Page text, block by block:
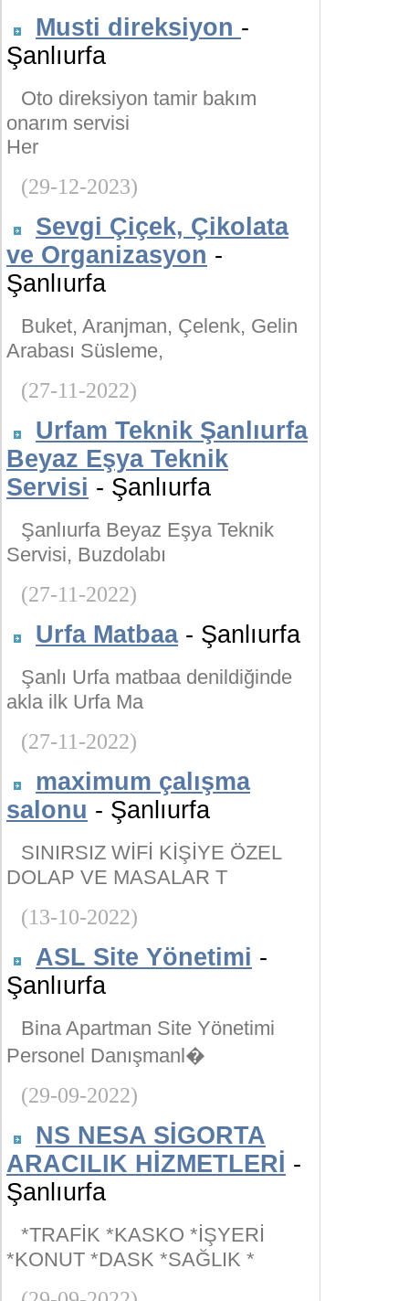
Musti direksiyon -
Şanlıurfa
Oto direksiyon tamir bakım
onarım servisi
Her
(29-12-2023)
Sevgi Çiçek, Çikolata
ve Organizasyon -
Şanlıurfa
Buket, Aranjman, Çelenk, Gelin
Arabası Süsleme,
(27-11-2022)
Urfam Teknik Şanlıurfa
Beyaz Eşya Teknik
Servisi - Şanlıurfa
Şanlıurfa Beyaz Eşya Teknik
Servisi, Buzdolabı
(27-11-2022)
Urfa Matbaa- Şanlıurfa
Şanlı Urfa matbaa denildiğinde
akla ilk Urfa Ma
(27-11-2022)
maximum çalışma
salonu - Şanlıurfa
SINIRSIZ WİFİ KİŞİYE ÖZEL
DOLAP VE MASALAR T
(13-10-2022)
ASL Site Yönetimi -
Şanlıurfa
Bina Apartman Site Yönetimi
Personel Danışmanl�
(29-09-2022)
NS NESA SİGORTA
ARACILIK HİZMETLERİ -
Şanlıurfa
*TRAFİK *KASKO *İŞYERİ
*KONUT *DASK *SAĞLIK *